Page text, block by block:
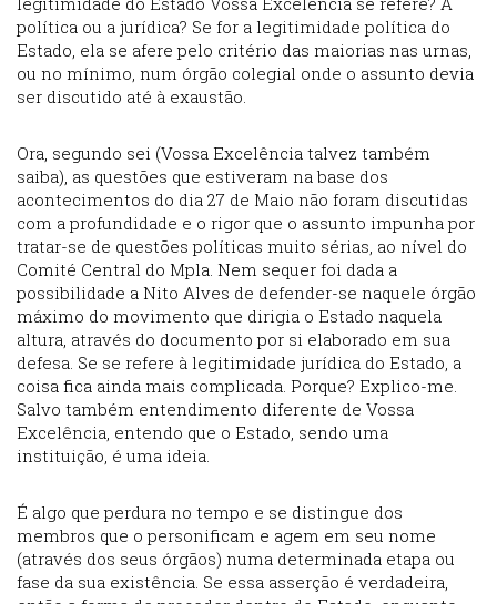
política ou a jurídica? Se for a legitimidade política do
Estado, ela se afere pelo critério das maiorias nas urnas,
ou no mínimo, num órgão colegial onde o assunto devia
ser discutido até à exaustão.
Ora, segundo sei (Vossa Excelência talvez também
saiba), as questões que estiveram na base dos
acontecimentos do dia 27 de Maio não foram discutidas
com a profundidade e o rigor que o assunto impunha por
tratar-se de questões políticas muito sérias, ao nível do
Comité Central do Mpla. Nem sequer foi dada a
possibilidade a Nito Alves de defender-se naquele órgão
máximo do movimento que dirigia o Estado naquela
altura, através do documento por si elaborado em sua
defesa. Se se refere à legitimidade jurídica do Estado, a
coisa fica ainda mais complicada. Porque? Explico-me.
Salvo também entendimento diferente de Vossa
Excelência, entendo que o Estado, sendo uma
instituição, é uma ideia.
É algo que perdura no tempo e se distingue dos
membros que o personificam e agem em seu nome
(através dos seus órgãos) numa determinada etapa ou
fase da sua existência. Se essa asserção é verdadeira,